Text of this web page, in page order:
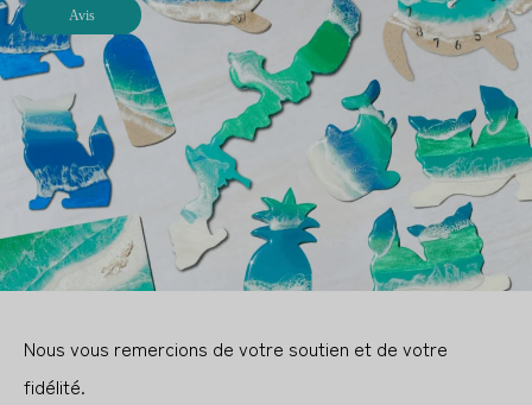
Avis
Nous vous remercions de votre soutien et de votre
fidélité.